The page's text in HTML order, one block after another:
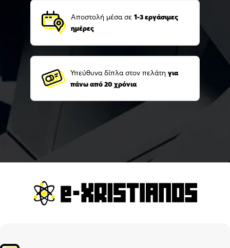
Αποστολή μέσα σε 1-3 εργάσιμες
ημέρες
Υπεύθυνα δίπλα στον πελάτη για
πάνω από 20 χρόνια